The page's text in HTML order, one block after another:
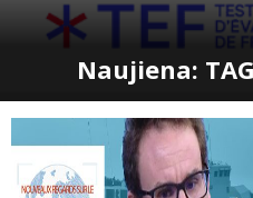
Naujiena: